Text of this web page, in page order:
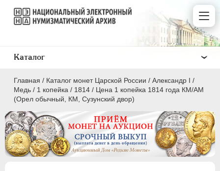
Главная / Каталог монет Царской России / Александр I /
Медь / 1 копейка / 1814 / Цена 1 копейка 1814 года КМ/АМ
(Орел обычный, КМ, Сузунский двор)
Каталог
ПEТР I 1699 - 1725
ЕКАТЕРИНА I 1725-1727